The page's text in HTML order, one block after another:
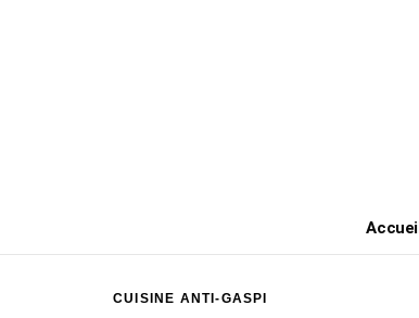
Accueil
CUISINE ANTI-GASPI